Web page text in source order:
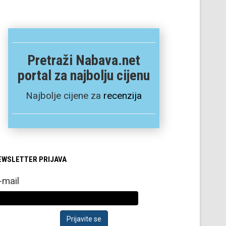
Pretraži Nabava.net
portal za najbolju cijenu
Najbolje cijene za recenzija
PRIJAVA